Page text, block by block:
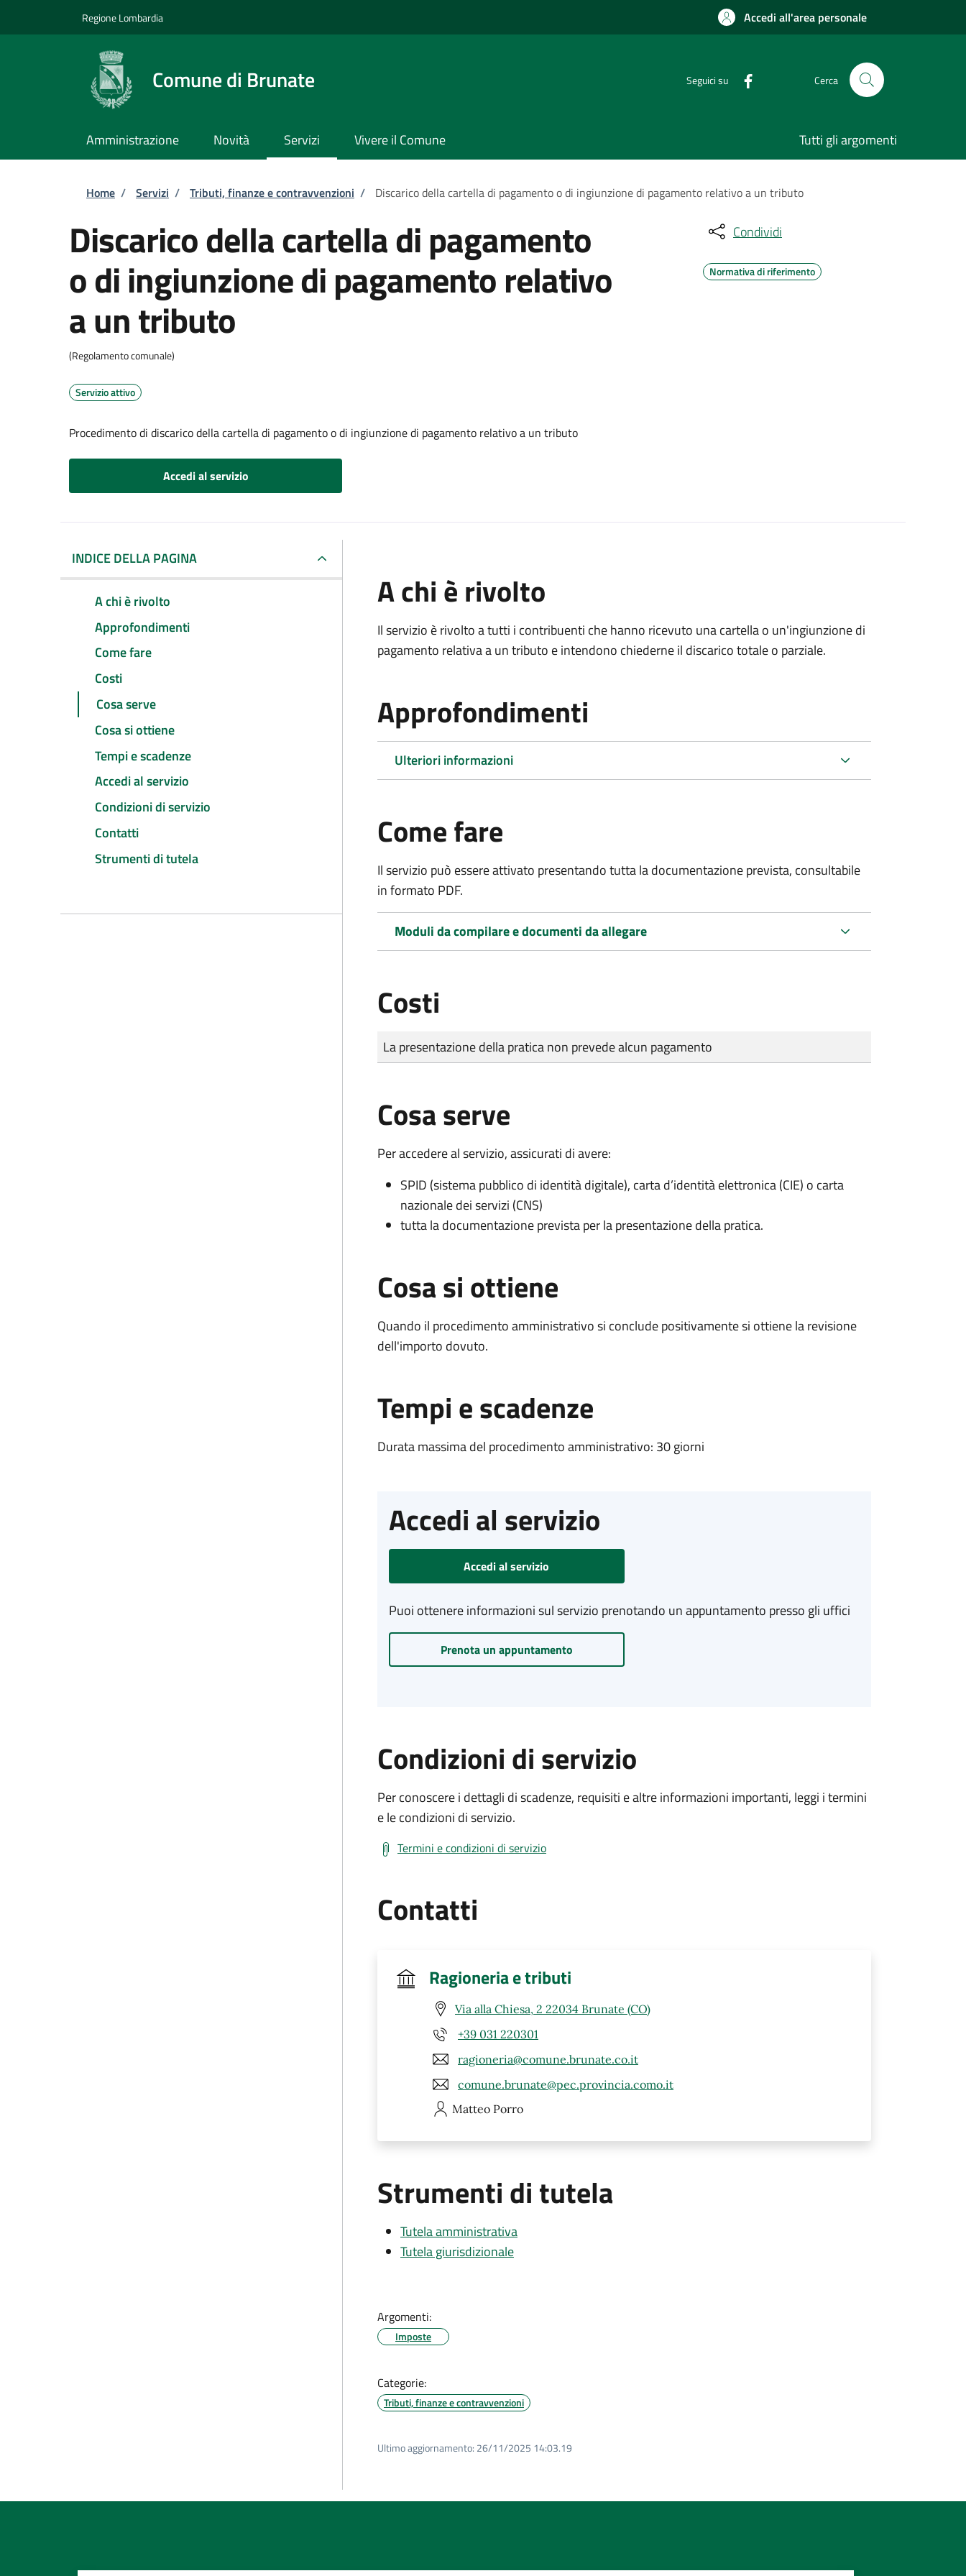
Regione Lombardia Accedi all'area personale
Comune di Brunate Seguici su Cerca
Amministrazione Novità Servizi Vivere il Comune Tutti gli argomenti
Briciole di pane
Home / Servizi / Tributi, finanze e contravvenzioni / Discarico della cartella di pagamento o di ingiunzione di pagamento relativo a un tributo
Discarico della cartella di pagamento
o di ingiunzione di pagamento relativo
a un tributo
(Regolamento comunale)
Servizio attivo
Procedimento di discarico della cartella di pagamento o di ingiunzione di pagamento relativo a un tributo
Accedi al servizio
Condividi
Normativa di riferimento
INDICE DELLA PAGINA
A chi è rivolto
Approfondimenti
Come fare
Costi
Cosa serve
Cosa si ottiene
Tempi e scadenze
Accedi al servizio
Condizioni di servizio
Contatti
Strumenti di tutela
A chi è rivolto
Il servizio è rivolto a tutti i contribuenti che hanno ricevuto una cartella o un'ingiunzione di
pagamento relativa a un tributo e intendono chiederne il discarico totale o parziale.
Approfondimenti
Ulteriori informazioni
Come fare
Il servizio può essere attivato presentando tutta la documentazione prevista, consultabile
in formato PDF.
Moduli da compilare e documenti da allegare
Costi
Tipo di pagamento
Importo
La presentazione della pratica non prevede alcun pagamento
Cosa serve
Per accedere al servizio, assicurati di avere:
SPID (sistema pubblico di identità digitale), carta d’identità elettronica (CIE) o carta
nazionale dei servizi (CNS)
tutta la documentazione prevista per la presentazione della pratica.
Cosa si ottiene
Quando il procedimento amministrativo si conclude positivamente si ottiene la revisione
dell'importo dovuto.
Tempi e scadenze
Durata massima del procedimento amministrativo: 30 giorni
Accedi al servizio
Accedi al servizio
Puoi ottenere informazioni sul servizio prenotando un appuntamento presso gli uffici
Prenota un appuntamento
Condizioni di servizio
Per conoscere i dettagli di scadenze, requisiti e altre informazioni importanti, leggi i termini
e le condizioni di servizio.
Termini e condizioni di servizio
Contatti
Ragioneria e tributi
Via alla Chiesa, 2 22034 Brunate (CO)
+39 031 220301
ragioneria@comune.brunate.co.it
comune.brunate@pec.provincia.como.it
Matteo Porro
Strumenti di tutela
Tutela amministrativa
Tutela giurisdizionale
Argomenti:
Imposte
Categorie:
Tributi, finanze e contravvenzioni
Ultimo aggiornamento: 26/11/2025 14:03.19